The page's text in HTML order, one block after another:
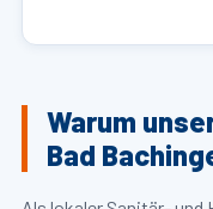
Warum
Bad